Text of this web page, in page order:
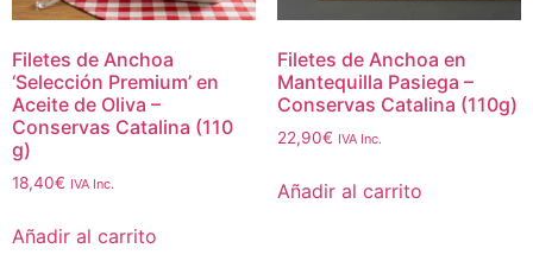
Filetes de Anchoa
‘Selección Premium’ en
Aceite de Oliva –
Conservas Catalina (110
g)
18,40€ IVA Inc.
Añadir al carrito
Filetes de Anchoa en
Mantequilla Pasiega –
Conservas Catalina (110g)
22,90€ IVA Inc.
Añadir al carrito